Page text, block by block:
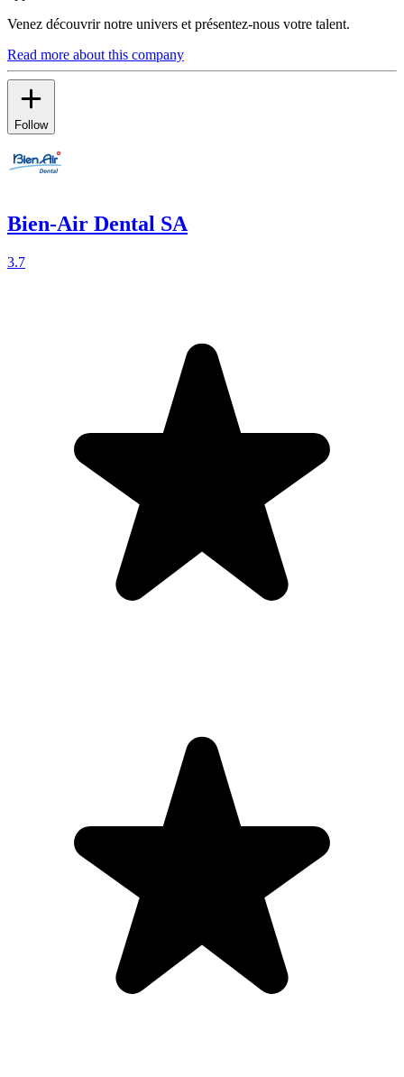
Venez découvrir notre univers et présentez-nous votre talent.
Read more about this company
Follow
Bien-Air Dental SA
3.7